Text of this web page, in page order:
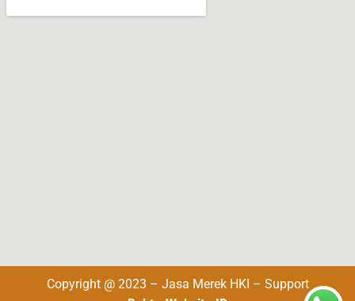
Copyright @ 2023 – Jasa Merek HKI – Support